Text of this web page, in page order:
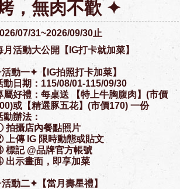
，無肉不歡 ✦
07/31~2026/09/30止
月活動大公開【IG打卡就加菜】
動一✦【IG拍照打卡加菜】
動日期：115/08/01-115/09/30
屬好禮：每桌送 【特上牛胸腹肉】(市價
或【精選豚五花】(市價170) 一份
動辦法：
拍攝店內餐點照片
上傳 IG 限時動態或貼文
標記 @品牌官方帳號
出示畫面，即享加菜
動二✦【當月壽星禮】